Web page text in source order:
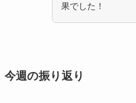
果でした！
今週の振り返り